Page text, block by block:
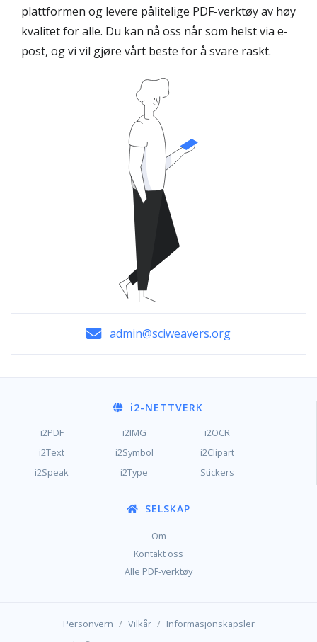
plattformen og levere pålitelige PDF-verktøy av høy
kvalitet for alle. Du kan nå oss når som helst via e-
post, og vi vil gjøre vårt beste for å svare raskt.
admin@sciweavers.org
i2-NETTVERK
i2PDF i2IMG
i2OCR
i2Text
i2Symbol
i2Clipart
i2Speak
i2Type Stickers
SELSKAP
Om
Kontakt oss
Alle PDF-verktøy
Personvern / Vilkår / Informasjonskapsler